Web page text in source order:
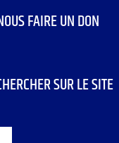
FAIRE UN DON
SUR LE SITE